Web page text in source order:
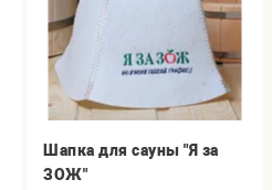
Шапка для сауны "Я за
ЗОЖ"